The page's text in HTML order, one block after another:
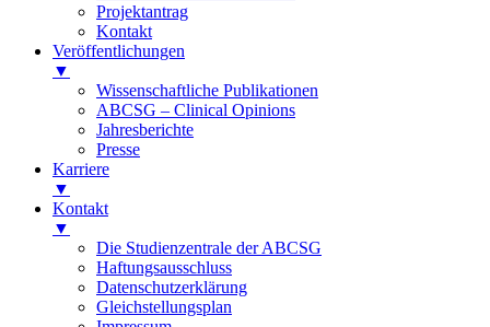
Projektantrag
Kontakt
Veröffentlichungen
▼
Wissenschaftliche Publikationen
ABCSG – Clinical Opinions
Jahresberichte
Presse
Karriere
▼
Kontakt
▼
Die Studienzentrale der ABCSG
Haftungsausschluss
Datenschutzerklärung
Gleichstellungsplan